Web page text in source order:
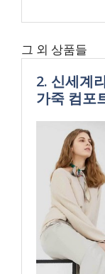
그 외 상품들
2. 신세계
가죽 컴포